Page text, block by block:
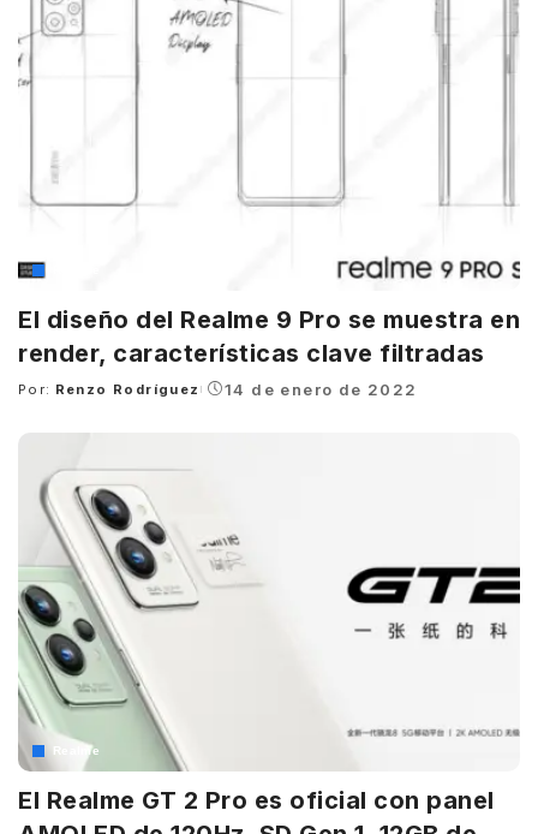
El diseño del Realme 9 Pro se muestra en
render, características clave filtradas
Posted
Por: Renzo Rodríguez 14 de enero de 2022
Realme
El Realme GT 2 Pro es oficial con panel